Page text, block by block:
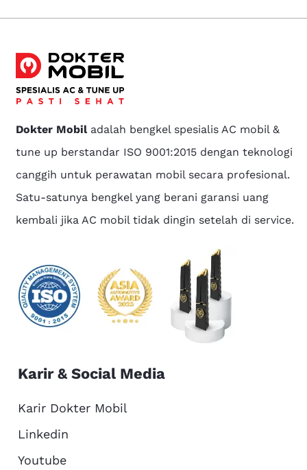
Dokter Mobiladalah bengkel spesialis AC mobil &
tune up berstandar ISO 9001:2015 dengan teknologi
canggih untuk perawatan mobil secara profesional.
Satu-satunya bengkel yang berani garansi uang
kembali jika AC mobil tidak dingin setelah di service.
Karir & Social Media
Karir Dokter Mobil
Linkedin
Youtube